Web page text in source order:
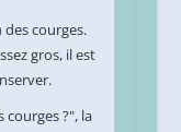
des courges.
gros, il est
courges ?", la